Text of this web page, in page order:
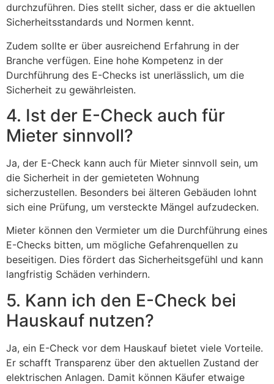
durchzuführen. Dies stellt sicher, dass er die aktuellen
Sicherheitsstandards und Normen kennt.
Zudem sollte er über ausreichend Erfahrung in der
Branche verfügen. Eine hohe Kompetenz in der
Durchführung des E-Checks ist unerlässlich, um die
Sicherheit zu gewährleisten.
4. Ist der E-Check auch für
Mieter sinnvoll?
Ja, der E-Check kann auch für Mieter sinnvoll sein, um
die Sicherheit in der gemieteten Wohnung
sicherzustellen. Besonders bei älteren Gebäuden lohnt
sich eine Prüfung, um versteckte Mängel aufzudecken.
Mieter können den Vermieter um die Durchführung eines
E-Checks bitten, um mögliche Gefahrenquellen zu
beseitigen. Dies fördert das Sicherheitsgefühl und kann
langfristig Schäden verhindern.
5. Kann ich den E-Check bei
Hauskauf nutzen?
Ja, ein E-Check vor dem Hauskauf bietet viele Vorteile.
Er schafft Transparenz über den aktuellen Zustand der
elektrischen Anlagen. Damit können Käufer etwaige